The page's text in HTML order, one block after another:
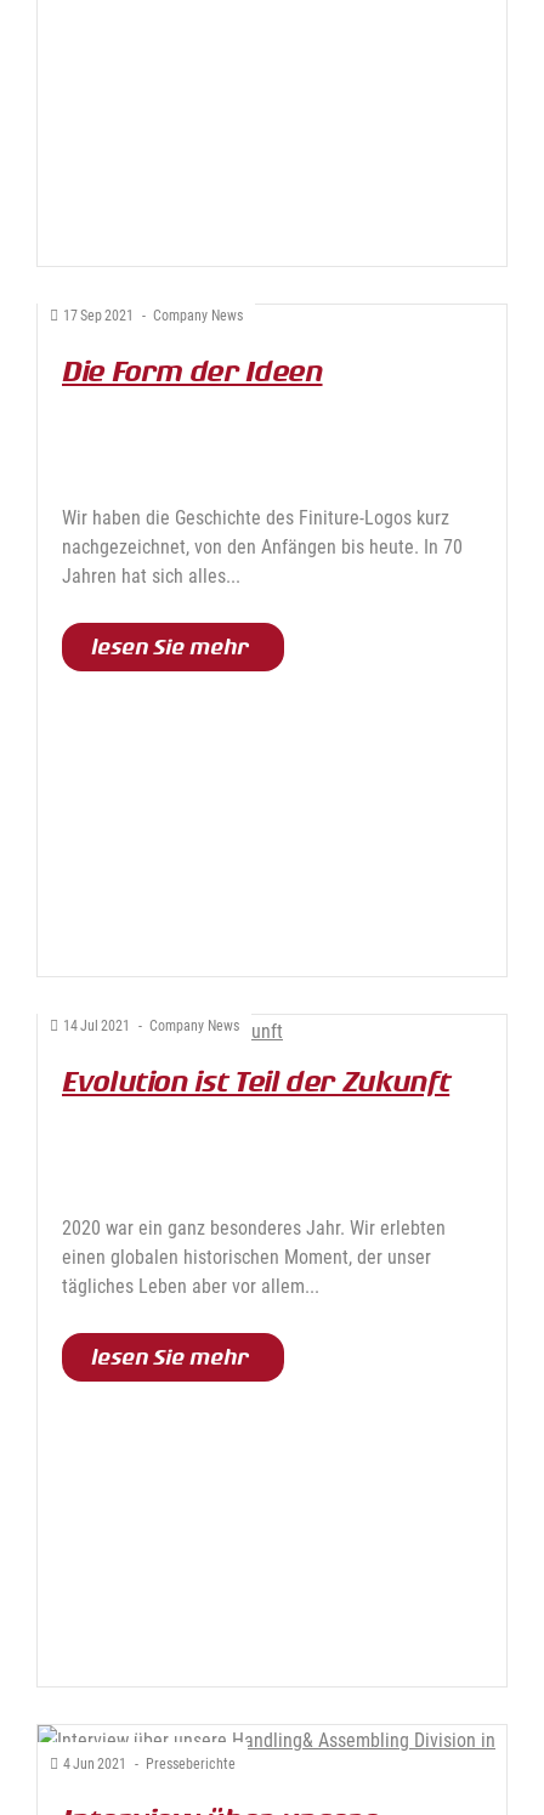
17Sep2021 - Company News
Die Form der Ideen
Wir haben die Geschichte des Finiture-Logos kurz
nachgezeichnet, von den Anfängen bis heute. In 70
Jahren hat sich alles...
lesen Sie mehr
14Jul2021 - Company News
Evolution ist Teil der Zukunft
2020 war ein ganz besonderes Jahr. Wir erlebten
einen globalen historischen Moment, der unser
tägliches Leben aber vor allem...
lesen Sie mehr
4Jun2021 - Presseberichte